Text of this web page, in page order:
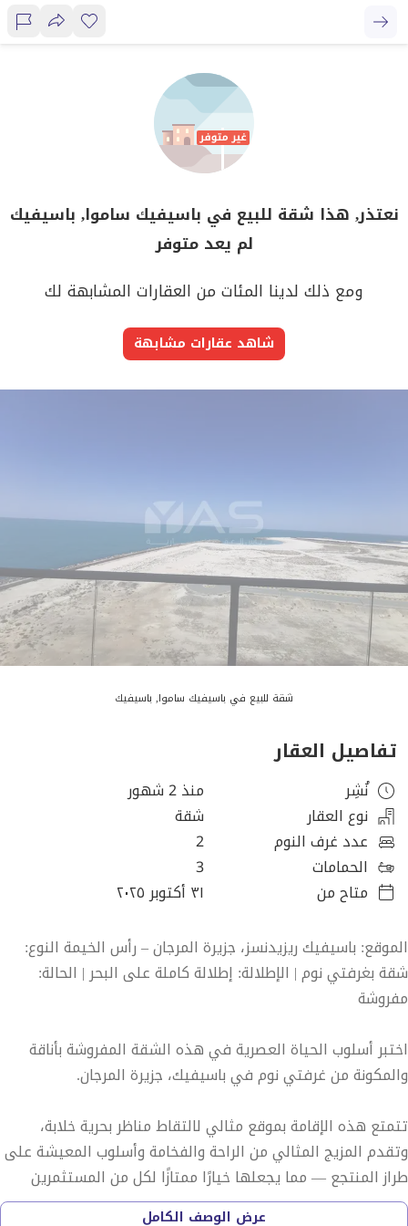
نعتذر, هذا شقة للبيع في باسيفيك ساموا, باسيفيك
لم يعد متوفر
ومع ذلك لدينا المئات من العقارات المشابهة لك
شاهد عقارات مشابهة
شقة للبيع في باسيفيك ساموا, باسيفيك
تفاصيل العقار
نُشِر
منذ 2 شهور
نوع العقار
شقة
عدد غرف النوم
2
الحمامات
3
متاح من
٣١ أكتوبر ٢٠٢٥
الموقع: باسيفيك ريزيدنسز، جزيرة المرجان – رأس الخيمة النوع:
شقة بغرفتي نوم | الإطلالة: إطلالة كاملة على البحر | الحالة:
مفروشة
اختبر أسلوب الحياة العصرية في هذه الشقة المفروشة بأناقة
والمكونة من غرفتي نوم في باسيفيك، جزيرة المرجان.
تتمتع هذه الإقامة بموقع مثالي لالتقاط مناظر بحرية خلابة،
وتقدم المزيج المثالي من الراحة والفخامة وأسلوب المعيشة على
طراز المنتجع — مما يجعلها خيارًا ممتازًا لكل من المستثمرين
والمستخدمين النهائيين.
عرض الوصف الكامل